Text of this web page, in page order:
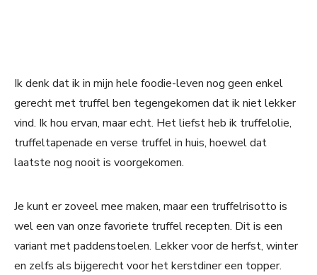
Ik denk dat ik in mijn hele foodie-leven nog geen enkel
gerecht met truffel ben tegengekomen dat ik niet lekker
vind. Ik hou ervan, maar echt. Het liefst heb ik truffelolie,
truffeltapenade en verse truffel in huis, hoewel dat
laatste nog nooit is voorgekomen.
Je kunt er zoveel mee maken, maar een truffelrisotto is
wel een van onze favoriete truffel recepten. Dit is een
variant met paddenstoelen. Lekker voor de herfst, winter
en zelfs als bijgerecht voor het kerstdiner een topper.